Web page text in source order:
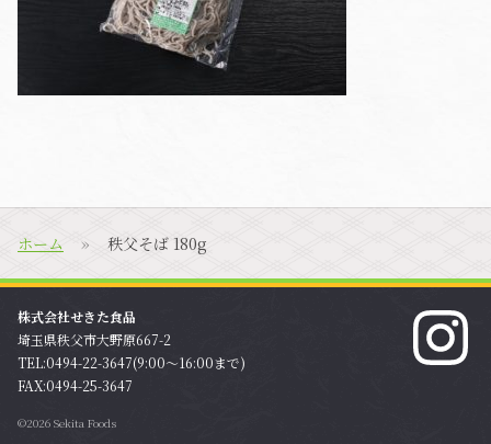
ホーム 秩父そば 180g
株式会社せきた食品
埼玉県秩父市大野原667-2
TEL:0494-22-3647(9:00〜16:00まで)
FAX:0494-25-3647
©2026 Sekita Foods